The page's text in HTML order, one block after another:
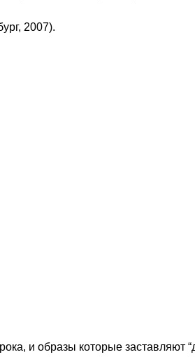
2007).
и образы которые заставляют